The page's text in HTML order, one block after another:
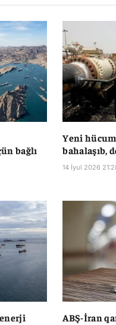
bağlı
Yeni
bahalaşıb,
14 İyul 2026
ABŞ-İran